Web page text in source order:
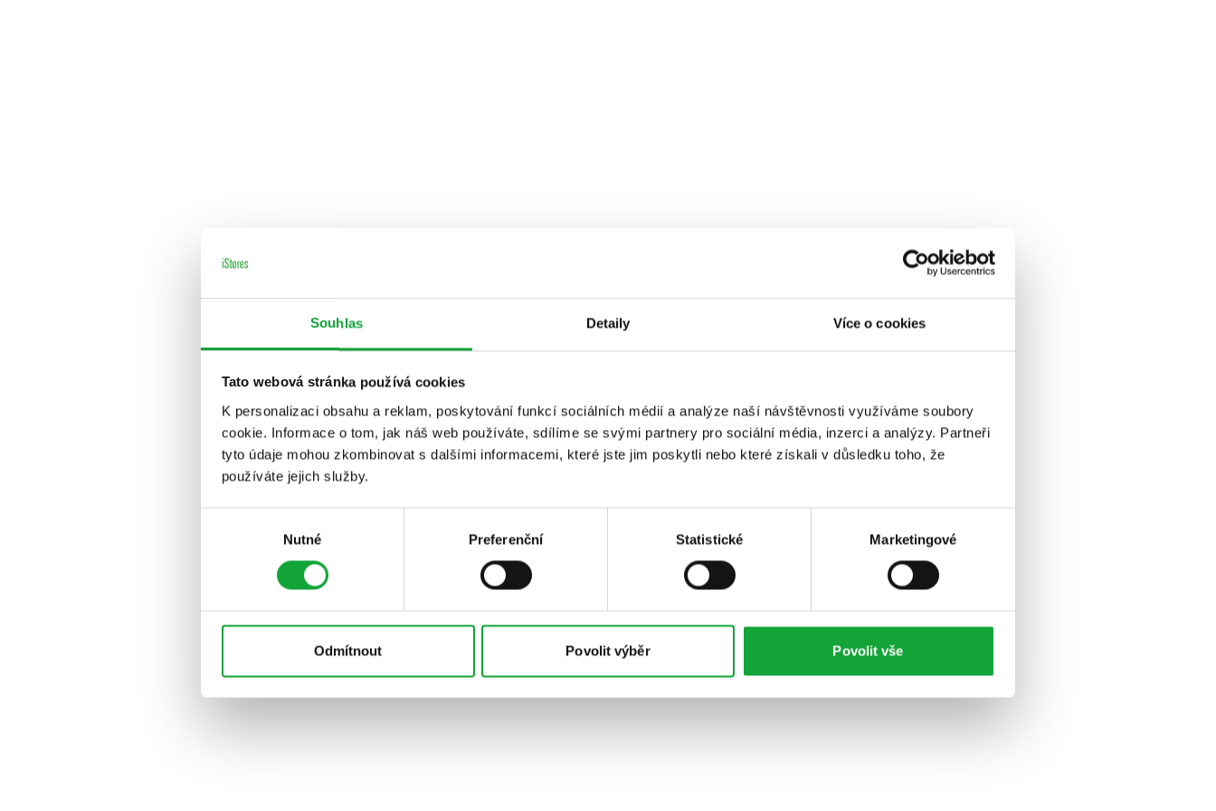
Souhlas Detaily Více o cookies
Tato webová stránka používá cookies
K personalizaci obsahu a reklam, poskytování funkcí sociálních médií a analýze naší návštěvnosti využíváme soubory
cookie. Informace o tom, jak náš web používáte, sdílíme se svými partnery pro sociální média, inzerci a analýzy. Partneři
tyto údaje mohou zkombinovat s dalšími informacemi, které jste jim poskytli nebo které získali v důsledku toho, že
používáte jejich služby.
Nutné Preferenční Statistické Marketingové
Odmítnout Povolit výběr Povolit vše